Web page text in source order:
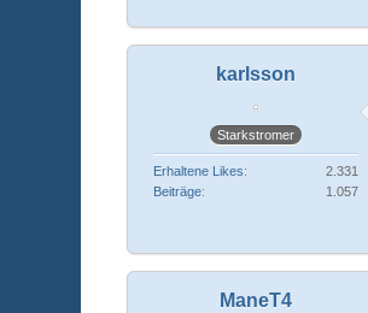
karlsson
Starkstromer
Erhaltene Likes
2.331
Beiträge
1.057
ManeT4